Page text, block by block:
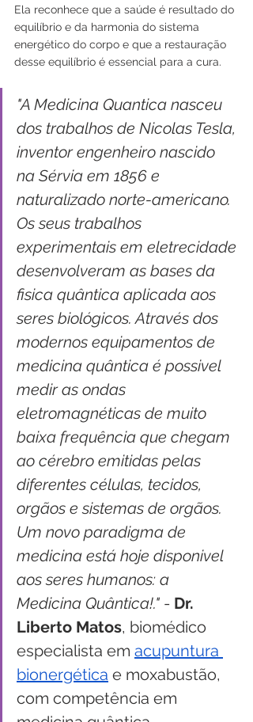
Ela reconhece que a saúde é resultado do
equilíbrio e da harmonia do sistema
energético do corpo e que a restauração
desse equilíbrio é essencial para a cura.
"A Medicina Quantica nasceu
dos trabalhos de Nicolas Tesla,
inventor engenheiro nascido
na Sérvia em 1856 e
naturalizado norte-americano.
Os seus trabalhos
experimentais em eletrecidade
desenvolveram as bases da
fisica quântica aplicada aos
seres biológicos. Através dos
modernos equipamentos de
medicina quântica é possivel
medir as ondas
eletromagnéticas de muito
baixa frequência que chegam
ao cérebro emitidas pelas
diferentes células, tecidos,
orgãos e sistemas de orgãos.
Um novo paradigma de
medicina está hoje disponivel
aos seres humanos: a
Medicina Quântica!." - Dr.
Liberto Matos, biomédico
especialista em acupuntura
bionergética e moxabustão,
com competência em